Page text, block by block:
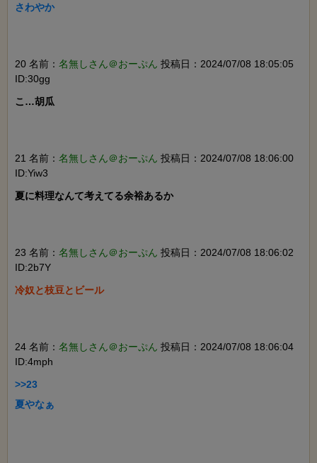
さわやか
20 名前： 名無しさん＠おーぷん 投稿日：2024/07/08 18:05:05
ID:30gg
こ…胡瓜
21 名前： 名無しさん＠おーぷん 投稿日：2024/07/08 18:06:00
ID:Yiw3
夏に料理なんて考えてる余裕あるか
23 名前： 名無しさん＠おーぷん 投稿日：2024/07/08 18:06:02
ID:2b7Y
冷奴と枝豆とビール
24 名前： 名無しさん＠おーぷん 投稿日：2024/07/08 18:06:04
ID:4mph
>>23
夏やなぁ